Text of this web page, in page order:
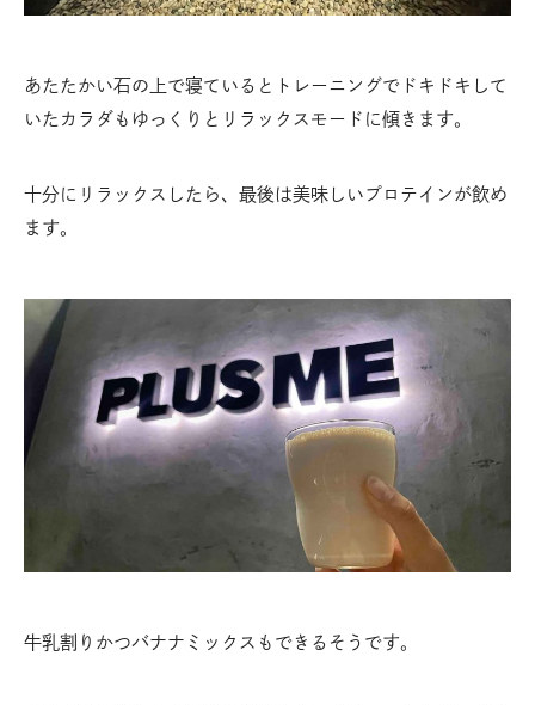
あたたかい石の上で寝ているとトレーニングでドキドキして
いたカラダもゆっくりとリラックスモードに傾きます。
十分にリラックスしたら、最後は美味しいプロテインが飲め
ます。
牛乳割りかつバナナミックスもできるそうです。